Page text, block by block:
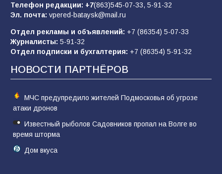
Командовал боем до последнего: герой
Евгений Остапенко
Телефон редакции: +7(863)545-07-33, 5-91-32
Эл. почта: vpered-bataysk@mail.ru
Отдел рекламы и объявлений: +7 (86354) 5-07-33
Журналисты: 5-91-32
Отдел подписки и бухгалтерия: +7 (86354) 5-91-32
НОВОСТИ ПАРТНЁРОВ
МЧС предупредило жителей Подмосковья об угрозе
атаки дронов
Известный рыболов Садовников пропал на Волге во
время шторма
Дом вкуса